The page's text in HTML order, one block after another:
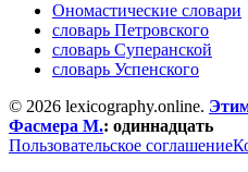
Ономастические словари
словарь Петровского
словарь Суперанской
словарь Успенского
© 2026 lexicography.online.
Фасмера М.: одиннадцать
Пользовательское соглашение